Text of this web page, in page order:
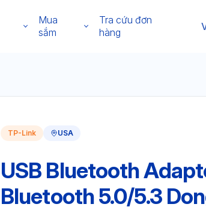
Mua
sắm
Tra cứu đơn
hàng
TP-Link USA
USB Bluetooth
Bluetooth 5.0/5.3